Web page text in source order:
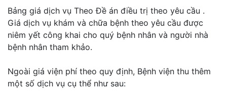
Bảng giá dịch vụ Theo Đề án điều trị theo yêu cầu .
Giá dịch vụ khám và chữa bệnh theo yêu cầu được
niêm yết công khai cho quý bệnh nhân và người nhà
bệnh nhân tham khảo.
Ngoài giá viện phí theo quy định, Bệnh viện thu thêm
một số dịch vụ cụ thể như sau: